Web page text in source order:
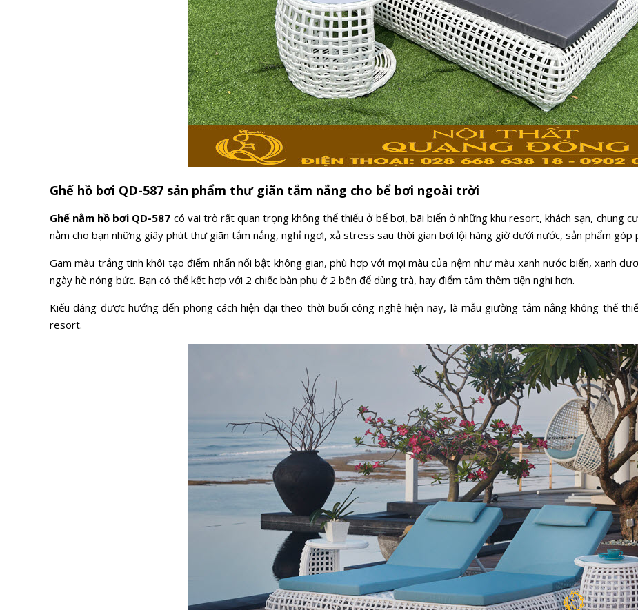
Ghế hồ bơi QD-587 sản phẩm thư giãn tắm nắng cho bể bơi ngoài trời
Ghế nằm hồ bơi QD-587 có vai trò rất quan trọng không thể thiếu ở bể bơi, bãi biển ở những khu resort, khách sạn, chung
nằm cho bạn những giây phút thư giãn tắm nắng, nghỉ ngơi, xả stress sau thời gian bơi lội hàng giờ dưới nước, sản phẩm
Gam màu trắng tinh khôi tạo điểm nhấn nổi bật không gian, phù hợp với mọi màu của nệm như màu xanh nước biển, xanh
ngày hè nóng bức. Bạn có thể kết hợp với 2 chiếc bàn phụ ở 2 bên để dùng trà, hay điểm tâm thêm tiện nghi hơn.
Kiểu dáng được hướng đến phong cách hiện đại theo thời buổi công nghệ hiện nay, là mẫu giường tắm nắng không thể
resort.